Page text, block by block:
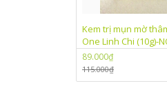
Kem trị mụn mờ
One Linh Chi (10g)-
89.000₫
115.000₫